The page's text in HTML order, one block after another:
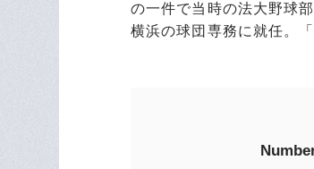
の一件で当時の法大野球
横浜の球団専務に就任。